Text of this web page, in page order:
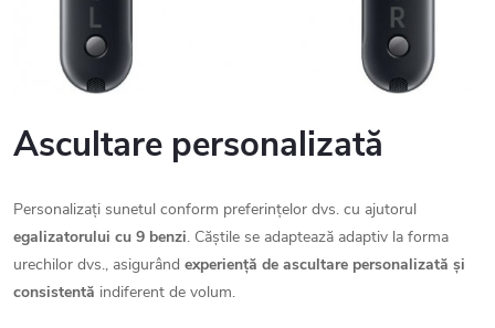
Ascultare personalizată
Personalizați sunetul conform preferințelor dvs. cu ajutorul
egalizatorului cu 9 benzi. Căștile se adaptează adaptiv la forma
urechilor dvs., asigurând experiență de ascultare personalizată și
consistentă indiferent de volum.